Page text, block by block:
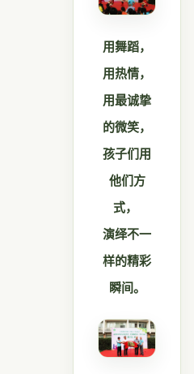
用舞蹈，
用热情，
用最诚挚
的微笑，
孩子们用
他们方
式，
演绎不一
样的精彩
瞬间。